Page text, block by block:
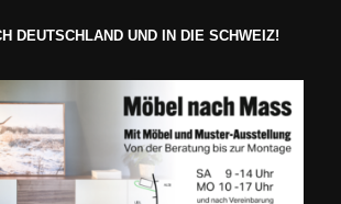
DEUTSCHLAND UND IN DIE SCHWEIZ!